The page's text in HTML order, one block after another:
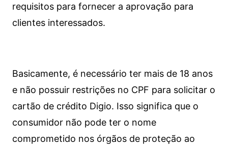
requisitos para fornecer a aprovação para
clientes interessados.
Basicamente, é necessário ter mais de 18 anos
e não possuir restrições no CPF para solicitar o
cartão de crédito Digio. Isso significa que o
consumidor não pode ter o nome
comprometido nos órgãos de proteção ao